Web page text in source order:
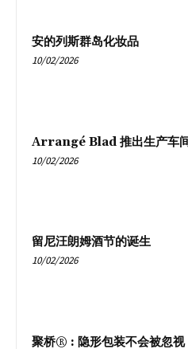
安的列斯群岛化妆品
10/02/2026
Arrangé Blad 推出生产车
10/02/2026
留尼汪朗姆酒节的诞生
10/02/2026
聚桥® : 隐形包装不会被忽视